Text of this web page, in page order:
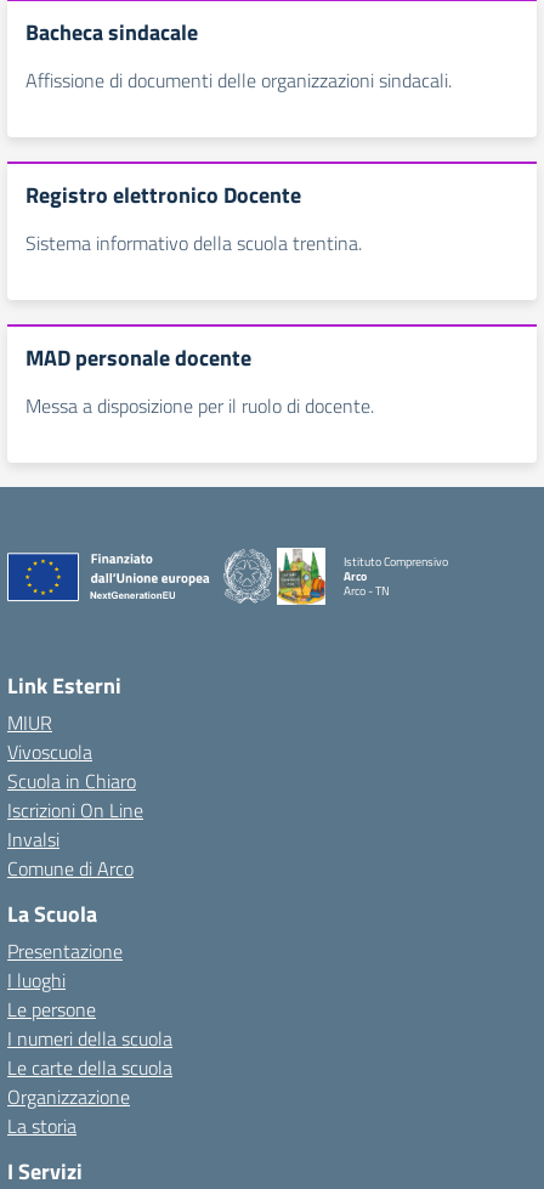
Bacheca sindacale
Affissione di documenti delle organizzazioni sindacali.
Registro elettronico Docente
Sistema informativo della scuola trentina.
MAD personale docente
Messa a disposizione per il ruolo di docente.
Istituto Comprensivo
Arco
Arco - TN
Link Esterni
MIUR
Vivoscuola
Scuola in Chiaro
Iscrizioni On Line
Invalsi
Comune di Arco
La Scuola
Presentazione
I luoghi
Le persone
I numeri della scuola
Le carte della scuola
Organizzazione
La storia
I Servizi